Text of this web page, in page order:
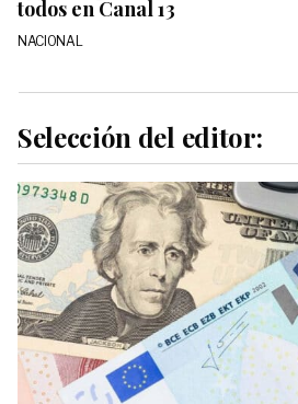
todos en Canal 13
NACIONAL
Selección del editor: